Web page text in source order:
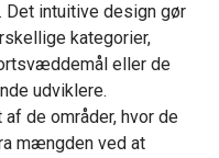
Det intuitive design gør
kategorier,
eller de
udviklere.
de områder, hvor de
mængden ved at